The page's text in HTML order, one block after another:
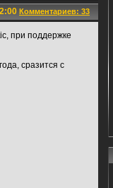
Комментариев: 33
при поддержке
сразится с